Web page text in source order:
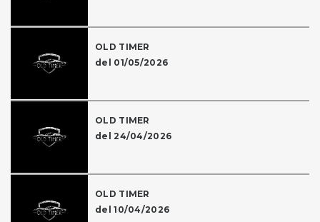
OLD TIMER
del 01/05/2026
OLD TIMER
del 24/04/2026
OLD TIMER
del 10/04/2026